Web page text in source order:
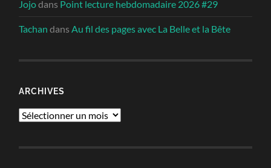
Jojodans Point lecture hebdomadaire 2026 #29
Tachan dansAu fil des pages avec La Belle et la Bête
ARCHIVES
Archives